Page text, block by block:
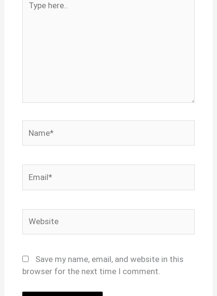
here..
Save my name, email, and website in this
browser for the next time I comment.